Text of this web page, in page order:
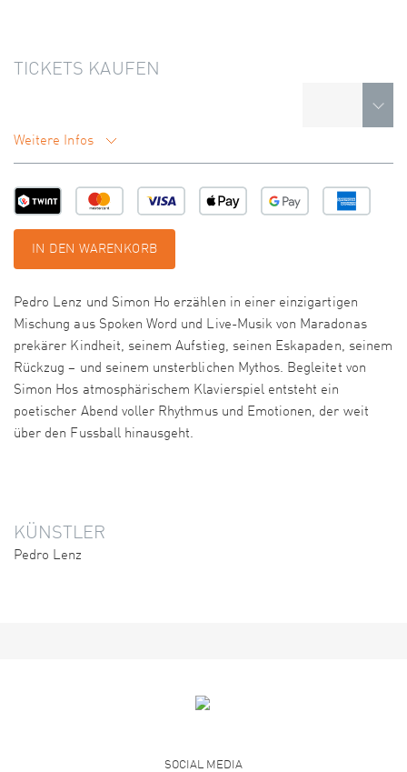
TICKETS KAUFEN
Weitere Infos
IN DEN WARENKORB
Pedro Lenz und Simon Ho erzählen in einer einzigartigen
Mischung aus Spoken Word und Live-Musik von Maradonas
prekärer Kindheit, seinem Aufstieg, seinen Eskapaden, seinem
Rückzug – und seinem unsterblichen Mythos. Begleitet von
Simon Hos atmosphärischem Klavierspiel entsteht ein
poetischer Abend voller Rhythmus und Emotionen, der weit
über den Fussball hinausgeht.
KÜNSTLER
Pedro Lenz
SOCIAL MEDIA